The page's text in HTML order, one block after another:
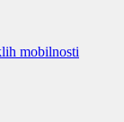
mobilnosti